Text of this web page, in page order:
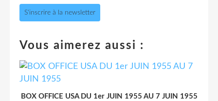
S'inscrire à la newsletter
Vous aimerez aussi :
BOX OFFICE USA DU 1er JUIN 1955 AU 7 JUIN 1955